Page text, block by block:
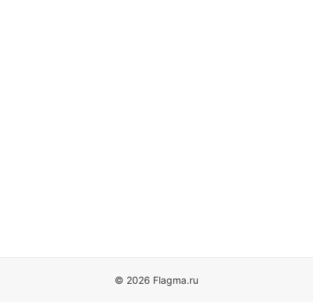
© 2026 Flagma.ru